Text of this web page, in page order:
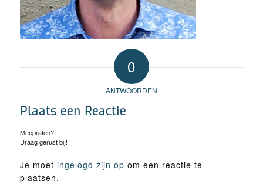
0
ANTWOORDEN
Plaats een Reactie
Meepraten?
Draag gerust bij!
Je moet ingelogd zijn op om een reactie te
plaatsen.